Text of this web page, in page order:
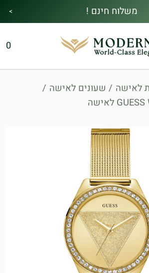
משלוח חינם !
מיוחדת בכל בקנייה !
קוד קופון👇
>
0
לאישה / שעונים לאישה /